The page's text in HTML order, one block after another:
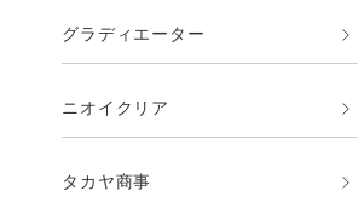
グラディエーター
ニオイクリア
タカヤ商事